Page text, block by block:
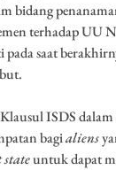
bidang
terhadap UU
saat
ISDS
bagialiens
stateuntuk dapat